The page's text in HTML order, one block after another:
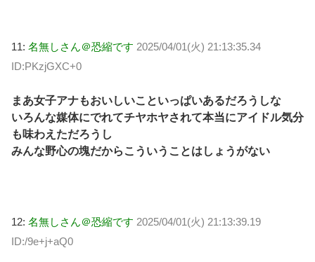
11: 名無しさん＠恐縮です 2025/04/01(火) 21:13:35.34
ID:PKzjGXC+0
まあ女子アナもおいしいこといっぱいあるだろうしな
いろんな媒体にでれてチヤホヤされて本当にアイドル気分
も味わえただろうし
みんな野心の塊だからこういうことはしょうがない
12: 名無しさん＠恐縮です 2025/04/01(火) 21:13:39.19
ID:/9e+j+aQ0